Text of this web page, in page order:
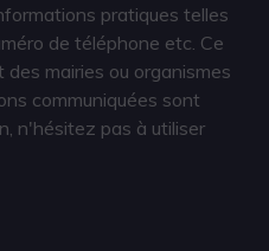
pratiques telles
de téléphone etc. Ce
mairies ou organismes
communiquées sont
n'hésitez pas à utiliser